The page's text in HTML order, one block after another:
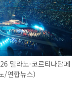
밀라노-코르티나담페
/연합뉴스)